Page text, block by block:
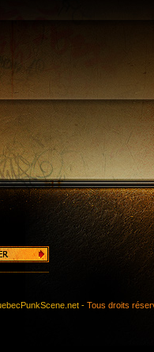
- Tous droits